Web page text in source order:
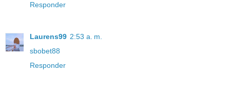
Responder
Laurens99 2:53 a. m.
sbobet88
Responder